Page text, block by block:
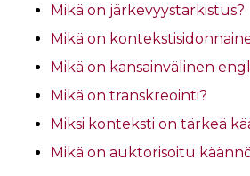
Mikä on järkevyystarkistus?
Mikä on
Mikä on kansainvälinen
Mikä on transkreointi?
Miksi konteksti on tärkeä
Mikä on auktorisoitu